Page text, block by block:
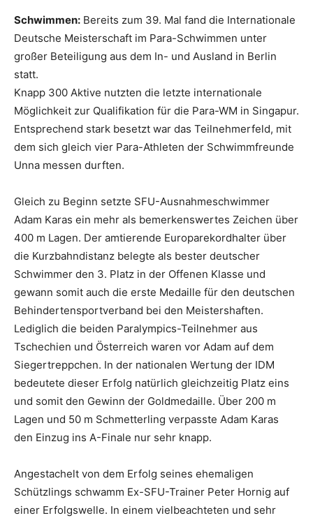
Schwimmen: Bereits zum 39. Mal fand die Internationale
Deutsche Meisterschaft im Para-Schwimmen unter
großer Beteiligung aus dem In- und Ausland in Berlin
statt.
Knapp 300 Aktive nutzten die letzte internationale
Möglichkeit zur Qualifikation für die Para-WM in Singapur.
Entsprechend stark besetzt war das Teilnehmerfeld, mit
dem sich gleich vier Para-Athleten der Schwimmfreunde
Unna messen durften.
Gleich zu Beginn setzte SFU-Ausnahmeschwimmer
Adam Karas ein mehr als bemerkenswertes Zeichen über
400 m Lagen. Der amtierende Europarekordhalter über
die Kurzbahndistanz belegte als bester deutscher
Schwimmer den 3. Platz in der Offenen Klasse und
gewann somit auch die erste Medaille für den deutschen
Behindertensportverband bei den Meistershaften.
Lediglich die beiden Paralympics-Teilnehmer aus
Tschechien und Österreich waren vor Adam auf dem
Siegertreppchen. In der nationalen Wertung der IDM
bedeutete dieser Erfolg natürlich gleichzeitig Platz eins
und somit den Gewinn der Goldmedaille. Über 200 m
Lagen und 50 m Schmetterling verpasste Adam Karas
den Einzug ins A-Finale nur sehr knapp.
Angestachelt von dem Erfolg seines ehemaligen
Schützlings schwamm Ex-SFU-Trainer Peter Hornig auf
einer Erfolgswelle. In einem vielbeachteten und sehr